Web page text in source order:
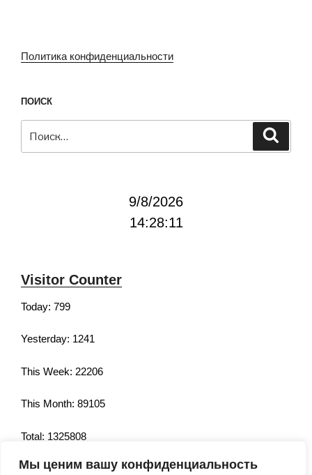
Мы ценим вашу конфиденциальность
Политика конфиденциальности
ПОИСК
9/8/2026
14:28:11
Visitor Counter
Today: 799
Yesterday: 1241
This Week: 22206
This Month: 89105
Total: 1325808
Currently Online: 192